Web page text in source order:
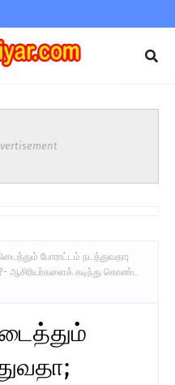
போராட்டம் நடத்துவதா;
கடிந்து கொண்ட